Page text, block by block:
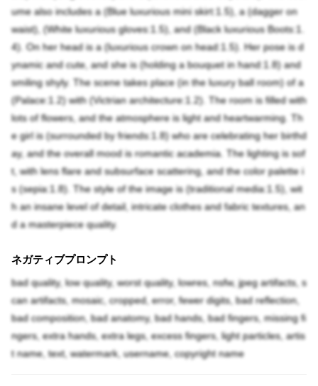
ume also includes a (Blue luxurious mini skirt:1.5), a (dagger on
waist), (White luxurious gloves:1.5), and (Black luxurious Boots:1.
4). On her head is a (luxurious crown on head:1.5). Her pose is d
ynamic and cute, and she is (holding a bouquet in hand:1.8) and
smiling shyly. The scene takes place (in the luxury ball room) of a
(Palace:1.2) with (Victrian architecture:1.2). The room is filled with
lots of flowers, and the atmosphere is light and heartwarming. Th
e girl is (surrounded by friends:1.8) who are celebrating her birthd
ay, and the overall mood is romantic academia. The lighting is sof
t, with lens flare and subsurface scattering, and the color palette i
s (sepia:1.8). The style of the image is (traditional media:1.5), wit
h an insane level of detail, intricate clothes and fabric textures, an
d a masterpiece quality.
ネガティブプロンプト
bad quality, low quality, worst quality, lowres, nsfw, jpeg artifacts, s
can artifacts, mosaic, cropped, error, fewer digits, bad reflection,
bad composition, bad anatomy, bad hands, bad fingers, missing fi
ngers, extra hands, extra legs, excess fingers, light particles, artis
t name, text, watermark, username, copyright name